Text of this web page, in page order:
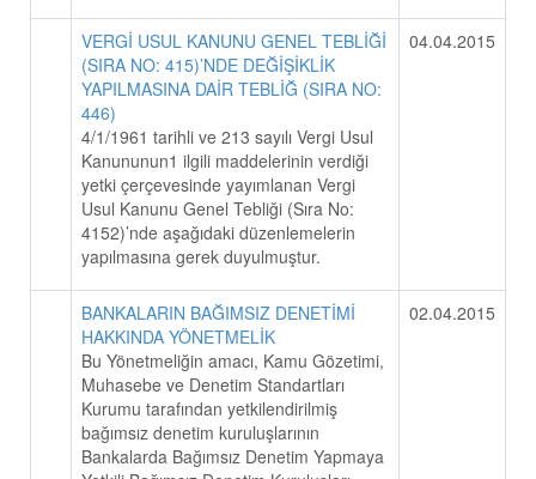
VERGİ USUL KANUNU GENEL TEBLİĞİ
(SIRA NO: 415)’NDE DEĞİŞİKLİK
YAPILMASINA DAİR TEBLİĞ (SIRA NO:
446)
4/1/1961 tarihli ve 213 sayılı Vergi Usul
Kanununun1 ilgili maddelerinin verdiği
yetki çerçevesinde yayımlanan Vergi
Usul Kanunu Genel Tebliği (Sıra No:
4152)’nde aşağıdaki düzenlemelerin
yapılmasına gerek duyulmuştur.
04.04.2015
BANKALARIN BAĞIMSIZ DENETİMİ
HAKKINDA YÖNETMELİK
Bu Yönetmeliğin amacı, Kamu Gözetimi,
Muhasebe ve Denetim Standartları
Kurumu tarafından yetkilendirilmiş
bağımsız denetim kuruluşlarının
Bankalarda Bağımsız Denetim Yapmaya
02.04.2015